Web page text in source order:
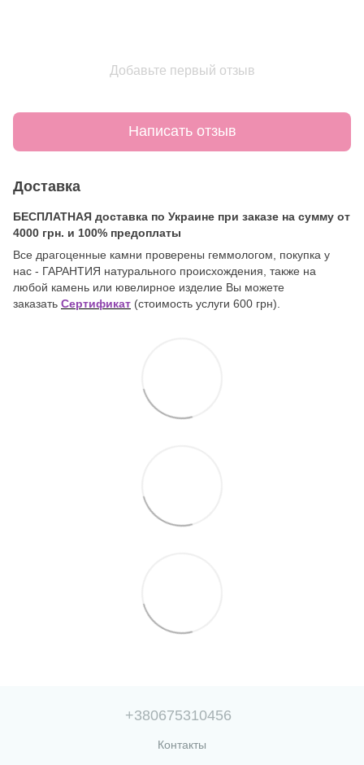
Добавьте первый отзыв
Написать отзыв
Доставка
БЕСПЛАТНАЯ доставка по Украине при заказе на сумму от
4000 грн. и 100% предоплаты
Все драгоценные камни проверены геммологом, покупка у
нас - ГАРАНТИЯ натурального происхождения, также на
любой камень или ювелирное изделие Вы можете
заказать Сертификат (стоимость услуги 600 грн).
+380675310456
Контакты